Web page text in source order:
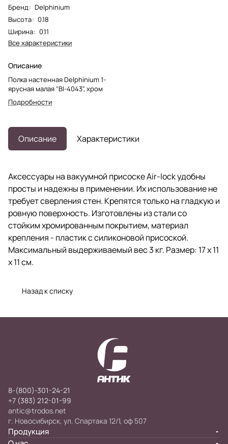
Бренд: Delphinium
Высота: 0.18
Ширина: 0.11
Все характеристики
Описание
Полка настенная Delphinium 1-
ярусная малая "BI-4043", хром
Подробности
Описание Характеристики
Аксессуары на вакуумной присоске Air-lock удобны
просты и надежны в применении. Их использование не
требует сверления стен. Крепятся только на гладкую и
ровную поверхность. Изготовлены из стали со
стойким хромированным покрытием, материал
крепления - пластик с силиконовой присоской.
Максимальный выдерживаемый вес 3 кг. Размер: 17 х 11
х 11 см.
Назад к списку
8-(800)-301-24-21
+7 (383) 212-01-99
antic@trodos.net
г. Новосибирск, ул. Спартака 12/1, оф 507
Продукция